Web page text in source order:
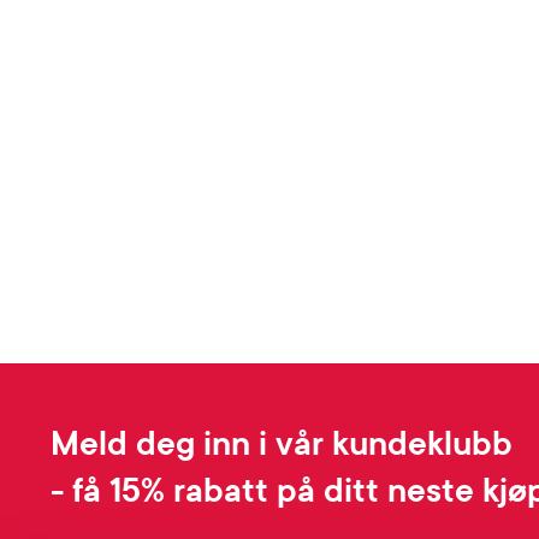
Meld deg inn i vår kundeklubb
- få 15% rabatt på ditt neste